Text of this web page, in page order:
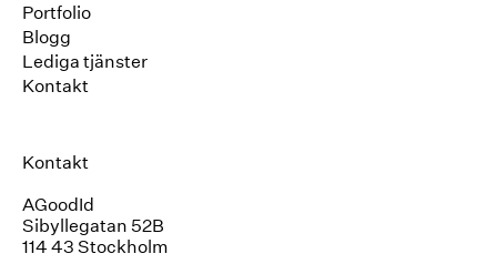
Portfolio
Blogg
Lediga tjänster
Kontakt
Kontakt
AGoodId
Sibyllegatan 52B
114 43 Stockholm